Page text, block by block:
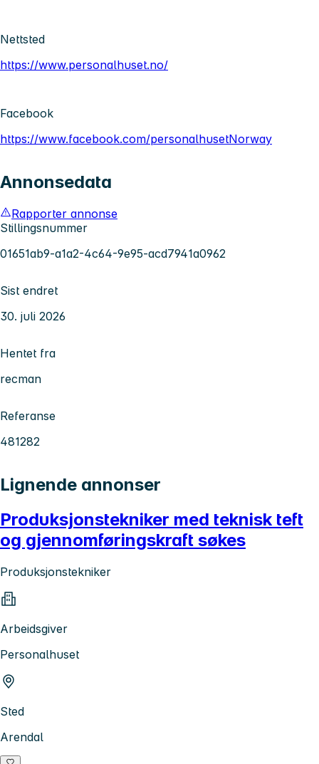
Nettsted
https://www.personalhuset.no/
Facebook
https://www.facebook.com/personalhusetNorway
Annonsedata
Rapporter annonse
Stillingsnummer
01651ab9-a1a2-4c64-9e95-acd7941a0962
Sist endret
30. juli 2026
Hentet fra
recman
Referanse
481282
Lignende annonser
Produksjonstekniker med teknisk teft
og gjennomføringskraft søkes
Produksjonstekniker
Arbeidsgiver
Personalhuset
Sted
Arendal